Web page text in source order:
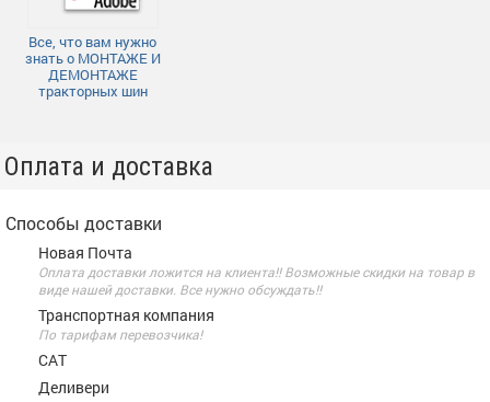
Все, что вам нужно
знать о МОНТАЖЕ И
ДЕМОНТАЖЕ
тракторных шин
Оплата и доставка
Способы доставки
Новая Почта
Оплата доставки ложится на клиента!! Возможные скидки на товар в
виде нашей доставки. Все нужно обсуждать!!
Транспортная компания
По тарифам перевозчика!
САТ
Деливери